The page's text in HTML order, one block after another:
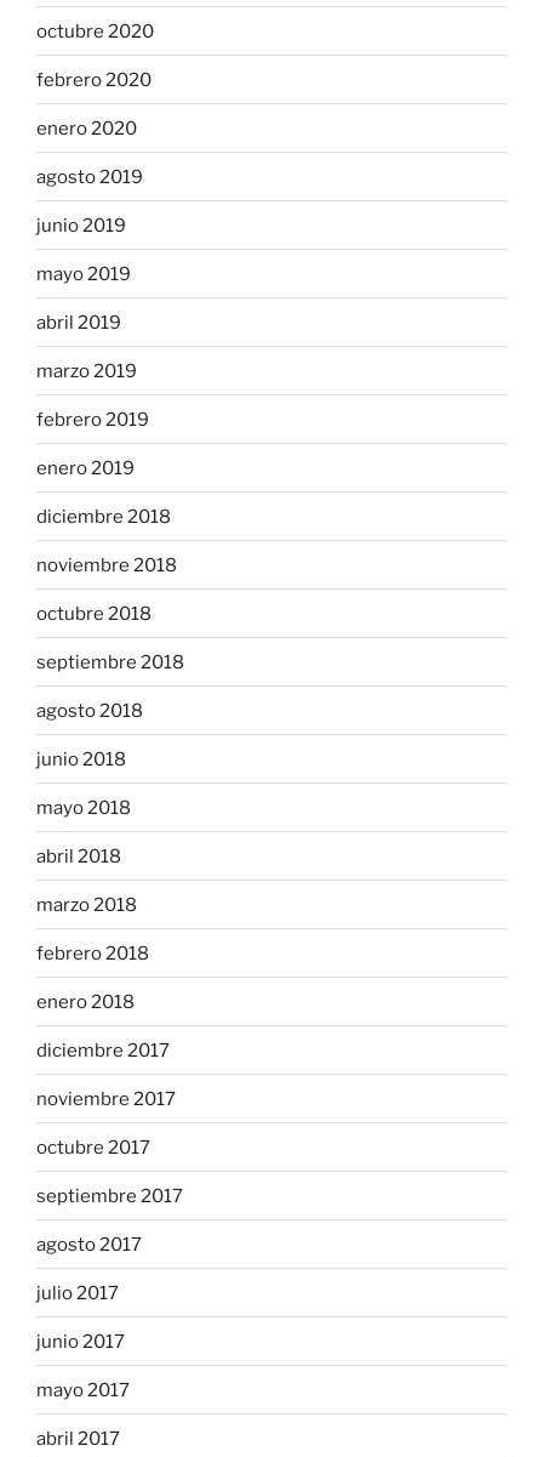
octubre 2020
febrero 2020
enero 2020
agosto 2019
junio 2019
mayo 2019
abril 2019
marzo 2019
febrero 2019
enero 2019
diciembre 2018
noviembre 2018
octubre 2018
septiembre 2018
agosto 2018
junio 2018
mayo 2018
abril 2018
marzo 2018
febrero 2018
enero 2018
diciembre 2017
noviembre 2017
octubre 2017
septiembre 2017
agosto 2017
julio 2017
junio 2017
mayo 2017
abril 2017